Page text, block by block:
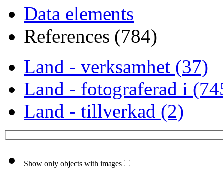
Data elements
References (784)
Land - verksamhet (37)
Land - fotograferad i
Land - tillverkad (2)
Show only objects with images